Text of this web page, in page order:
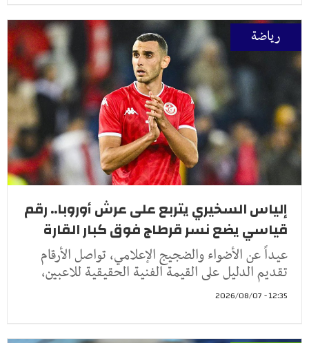
رياضة
إلياس السخيري يتربع على عرش أوروبا.. رقم
قياسي يضع نسر قرطاج فوق كبار القارة
عيداً عن الأضواء والضجيج الإعلامي، تواصل الأرقام
تقديم الدليل على القيمة الفنية الحقيقية للاعبين،
12:35 - 2026/08/07